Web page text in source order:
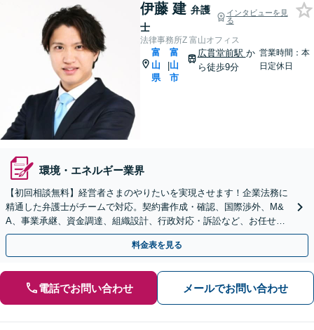
伊藤 建 弁護
士
インタビューを見
る
法律事務所Z 富山オフィス
富
山
県
|
富
山
市
広貫堂前駅 か
ら徒歩9分
営業時間：本
日定休日
環境・エネルギー業界
【初回相談無料】経営者さまのやりたいを実現させます！企業法務に
精通した弁護士がチームで対応。契約書作成・確認、国際渉外、M&
A、事業承継、資金調達、組織設計、行政対応・訴訟など、お任せく
ださい【5つの顧問契約プランあり】【英語対応】
料金表を見る
電話でお問い合わせ メールでお問い合わせ